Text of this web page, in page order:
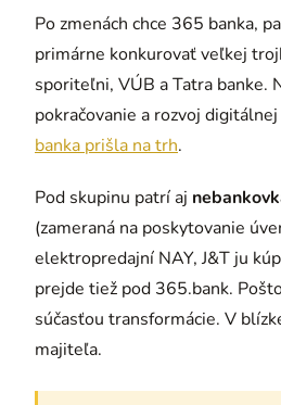
Po zmenách chce 365 banka,
primárne konkurovať veľkej
sporiteľni, VÚB a Tatra banke.
pokračovanie a rozvoj
banka prišla na trh.
Pod skupinu patrí aj
(zameraná na poskytovanie
elektropredajní NAY, J&T ju
prejde tiež pod 365.bank.
súčasťou transformácie. V
majiteľa.